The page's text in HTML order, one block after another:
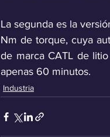
La segunda es la
Nm de torque, cuya
de marca CATL de
apenas 60 minutos.
Industria